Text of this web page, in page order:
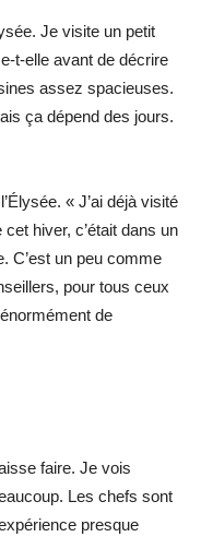
Je visite un petit
t-elle avant de décrire
assez spacieuses.
ça dépend des jours.
« J’ai déjà visité
hiver, c’était dans un
C’est un peu comme
pour tous ceux
de
faire. Je vois
Les chefs sont
presque